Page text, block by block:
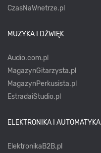
CzasNaWnetrze.pl
MUZYKA I DŹWIĘK
Audio.com.pl
MagazynGitarzysta.pl
MagazynPerkusista.pl
EstradaiStudio.pl
ELEKTRONIKA I AUTOMATYKA
ElektronikaB2B.pl